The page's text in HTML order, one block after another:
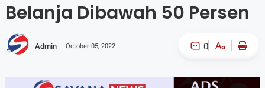
Belanja Dibawah 50 Persen
Admin October 05, 2022 0